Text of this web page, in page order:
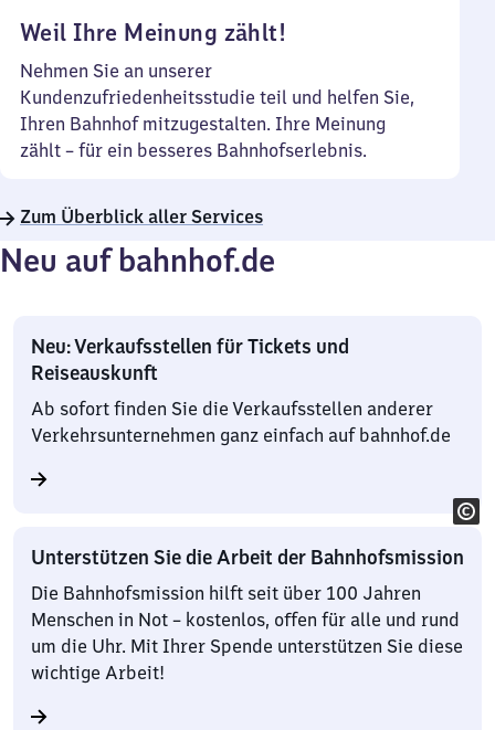
Weil Ihre Meinung zählt!
Nehmen Sie an unserer
Kundenzufriedenheitsstudie teil und helfen Sie,
Ihren Bahnhof mitzugestalten. Ihre Meinung
zählt – für ein besseres Bahnhofserlebnis.
Zum Überblick aller Services
Neu auf bahnhof.de
Neu: Verkaufsstellen für Tickets und
Reiseauskunft
Ab sofort finden Sie die Verkaufsstellen anderer
Verkehrsunternehmen ganz einfach auf bahnhof.de
Unterstützen Sie die Arbeit der Bahnhofsmission
Die Bahnhofsmission hilft seit über 100 Jahren
Menschen in Not – kostenlos, offen für alle und rund
um die Uhr. Mit Ihrer Spende unterstützen Sie diese
wichtige Arbeit!